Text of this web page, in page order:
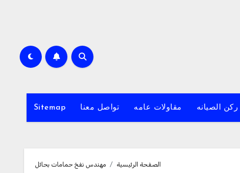
ركن الصيانه مقاولات عامه تواصل معنا Sitemap
الصفحة الرئيسية مهندس نفخ حمامات بحائل